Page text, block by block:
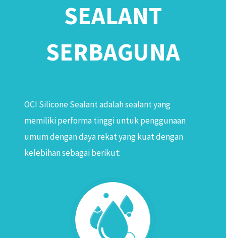
SEALANT
SERBAGUNA
OCI Silicone Sealant adalah sealant yang
memiliki performa tinggi untuk penggunaan
umum dengan daya rekat yang kuat dengan
kelebihan sebagai berikut: